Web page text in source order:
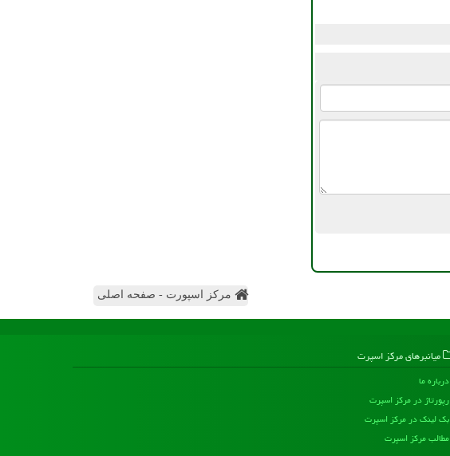
مرکز اسپورت - صفحه اصلی
میانبرهای مركز اسپرت
درباره ما
رپورتاژ در مركز اسپرت
بک لینک در مركز اسپرت
مطالب مركز اسپرت